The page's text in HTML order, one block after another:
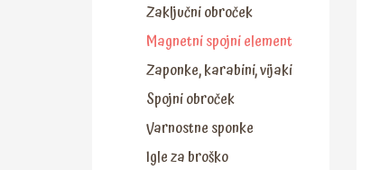
Zaključni obroček
Magnetni spojni element
Zaponke, karabini, vijaki
Spojni obroček
Varnostne sponke
Igle za broško